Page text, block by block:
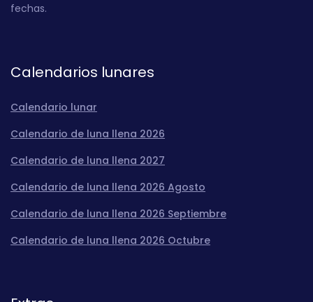
fechas.
Calendarios lunares
Calendario lunar
Calendario de luna llena 2026
Calendario de luna llena 2027
Calendario de luna llena 2026 Agosto
Calendario de luna llena 2026 Septiembre
Calendario de luna llena 2026 Octubre